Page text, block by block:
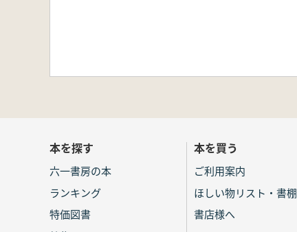
本を探す
六一書房の本
ランキング
特価図書
本を買う
ご利用案内
ほしい物リスト・書棚
書店様へ